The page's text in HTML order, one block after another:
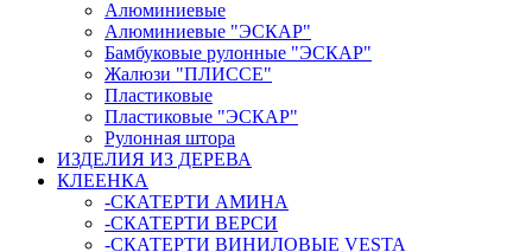
Алюминиевые
Алюминиевые "ЭСКАР"
Бамбуковые рулонные "ЭСКАР"
Жалюзи "ПЛИССЕ"
Пластиковые
Пластиковые "ЭСКАР"
Рулонная штора
ИЗДЕЛИЯ ИЗ ДЕРЕВА
КЛЕЕНКА
-СКАТЕРТИ АМИНА
-СКАТЕРТИ ВЕРСИ
-СКАТЕРТИ ВИНИЛОВЫЕ VESTA